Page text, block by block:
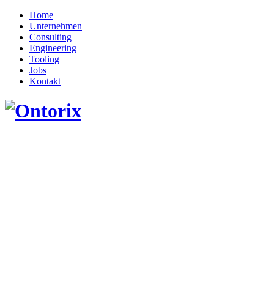
Home
Unternehmen
Consulting
Engineering
Tooling
Jobs
Kontakt